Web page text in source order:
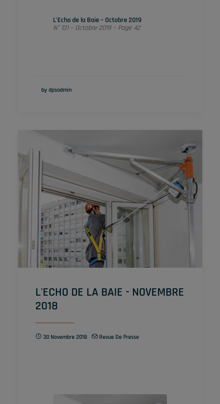
L’Echo de la Baie – Octobre 2019
N° 131 – Octobre 2019 – Page 42
by dpsadmin
L'ECHO DE LA BAIE - NOVEMBRE
2018
30 Novembre 2018 Revue De Presse